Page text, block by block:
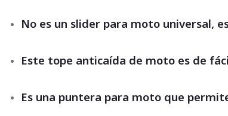
No es un slider para moto universal,
Este tope anticaída de moto es de
Es una puntera para moto que